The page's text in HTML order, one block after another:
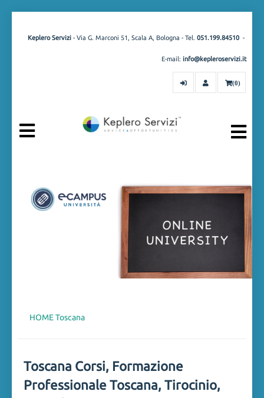
Keplero Servizi - Via G. Marconi 51, Scala A, Bologna - Tel. 051.199.84510 -
E-mail: info@kepleroservizi.it
(0)
HOME Toscana
Toscana Corsi, Formazione
Professionale Toscana, Tirocinio,